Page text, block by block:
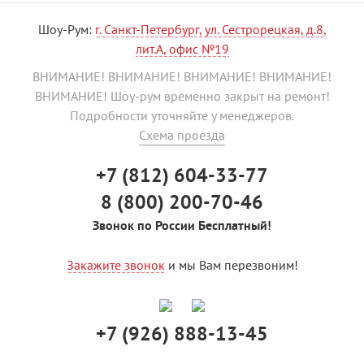
Шоу-Рум: г. Санкт-Петербург, ул. Сестрорецкая, д.8,
лит.А, офис №19
ВНИМАНИЕ! ВНИМАНИЕ! ВНИМАНИЕ! ВНИМАНИЕ!
ВНИМАНИЕ! Шоу-рум временно закрыт на ремонт!
Подробности уточняйте у менеджеров.
Схема проезда
+7 (812) 604-33-77
8 (800) 200-70-46
Звонок по России Бесплатный!
Закажите звоноки мы Вам перезвоним!
+7 (926) 888-13-45